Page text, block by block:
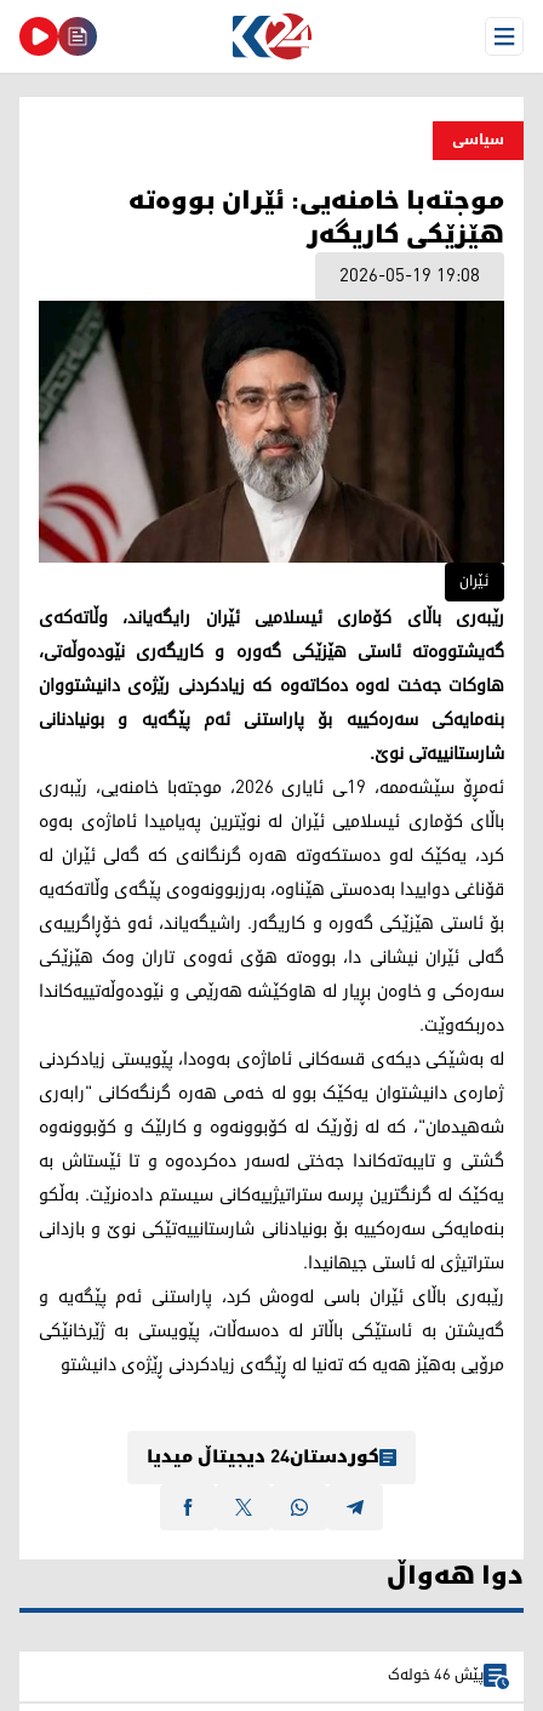
Open Menu
سیاسی
موجتەبا خامنەیی: ئێران بووەتە
هێزێکی کاریگەر
2026-05-19 19:08
ئێران
رێبەری باڵای کۆماری ئیسلامیی ئێران رایگەیاند، وڵاتەکەی
گەیشتووەتە ئاستی هێزێکی گەورە و کاریگەری نێودەوڵەتی،
هاوکات جەخت لەوە دەکاتەوە کە زیادکردنی رێژەی دانیشتووان
بنەمایەکی سەرەکییە بۆ پاراستنی ئەم پێگەیە و بونیادنانی
شارستانییەتی نوێ.
ئەمڕۆ سێشەممە، 19ـی ئایاری 2026، موجتەبا خامنەیی، رێبەری
باڵای کۆماری ئیسلامیی ئێران لە نوێترین پەیامیدا ئاماژەی بەوە
کرد، یەکێک لەو دەستکەوتە هەرە گرنگانەی کە گەلی ئێران لە
قۆناغی دواییدا بەدەستی هێناوە، بەرزبوونەوەی پێگەی وڵاتەکەیە
بۆ ئاستی هێزێکی گەورە و کاریگەر. راشیگەیاند، ئەو خۆڕاگرییەی
گەلی ئێران نیشانی دا، بووەتە هۆی ئەوەی تاران وەک هێزێکی
سەرەکی و خاوەن بڕیار لە هاوکێشە هەرێمی و نێودەوڵەتییەکاندا
دەربکەوێت.
لە بەشێکی دیکەی قسەکانی ئاماژەی بەوەدا، پێویستی زیادکردنی
ژمارەی دانیشتوان یەکێک بوو لە خەمی هەرە گرنگەکانی "رابەری
شەهیدمان"، کە لە زۆرێک لە کۆبوونەوە و کارلێک و کۆبوونەوە
گشتی و تایبەتەکاندا جەختی لەسەر دەکردەوە و تا ئێستاش بە
یەکێک لە گرنگترین پرسە ستراتیژییەکانی سیستم دادەنرێت. بەڵکو
بنەمایەکی سەرەکییە بۆ بونیادنانی شارستانییەتێکی نوێ و بازدانی
ستراتیژی لە ئاستی جیهانیدا.
رێبەری باڵای ئێران باسی لەوەش کرد، پاراستنی ئەم پێگەیە و
گەیشتن بە ئاستێکی باڵاتر لە دەسەڵات، پێویستی بە ژێرخانێکی
مرۆیی بەهێز هەیە کە تەنیا لە ڕێگەی زیادکردنی ڕێژەی دانیشتو
کوردستان24 دیجیتاڵ میدیا
دوا هەواڵ
پێش 46 خولەک